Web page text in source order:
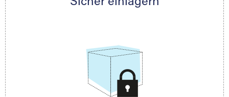
persönlich hinsichtlich Lagervolumen und zu